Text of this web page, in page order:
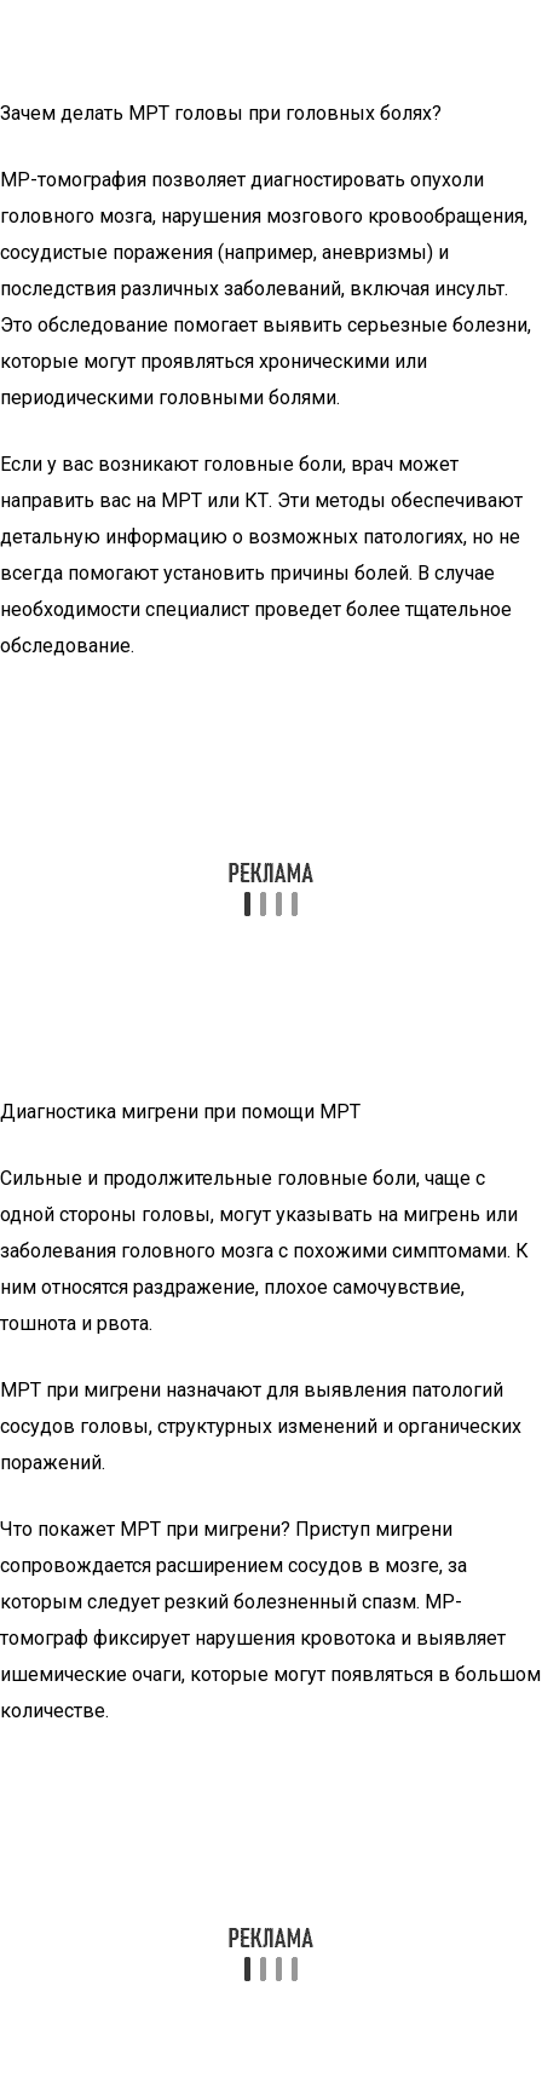
Зачем делать МРТ головы при головных болях?
МР-томография позволяет диагностировать опухоли
головного мозга, нарушения мозгового кровообращения,
сосудистые поражения (например, аневризмы) и
последствия различных заболеваний, включая инсульт.
Это обследование помогает выявить серьезные болезни,
которые могут проявляться хроническими или
периодическими головными болями.
Если у вас возникают головные боли, врач может
направить вас на МРТ или КТ. Эти методы обеспечивают
детальную информацию о возможных патологиях, но не
всегда помогают установить причины болей. В случае
необходимости специалист проведет более тщательное
обследование.
Диагностика мигрени при помощи МРТ
Сильные и продолжительные головные боли, чаще с
одной стороны головы, могут указывать на мигрень или
заболевания головного мозга с похожими симптомами. К
ним относятся раздражение, плохое самочувствие,
тошнота и рвота.
МРТ при мигрени назначают для выявления патологий
сосудов головы, структурных изменений и органических
поражений.
Что покажет МРТ при мигрени? Приступ мигрени
сопровождается расширением сосудов в мозге, за
которым следует резкий болезненный спазм. МР-
томограф фиксирует нарушения кровотока и выявляет
ишемические очаги, которые могут появляться в большом
количестве.